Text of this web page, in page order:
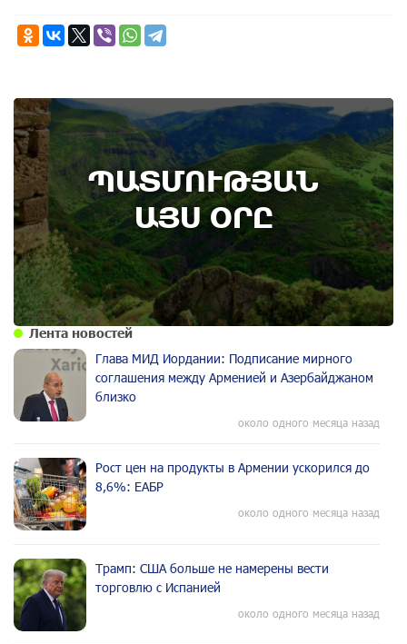
ՊԱՏՄՈՒԹՅԱՆ
ԱՅՍ ՕՐԸ
8th of August
Административный суд удовлетворил иск ААЦ
по делу монастыря Ованаванк
Лента новостей
Глава МИД Иордании: Подписание мирного
соглашения между Арменией и Азербайджаном
близко
около одного месяца назад
Рост цен на продукты в Армении ускорился до
8,6%: ЕАБР
около одного месяца назад
Трамп: США больше не намерены вести
торговлю с Испанией
около одного месяца назад